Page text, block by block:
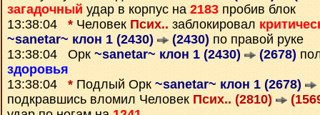
загадочный удар в корпус на 2183 пробив блок
13:38:04 * Человек Псих.. заблокировал
~sanetar~ клон 1 (2430)
(2430) по правой руке
13:38:04 Орк ~sanetar~ клон 1 (2430) (2678)
здоровья
13:38:04 * Подлый Орк ~sanetar~ клон 1 (2678)
подкравшись вломил Человек Псих.. (2810)